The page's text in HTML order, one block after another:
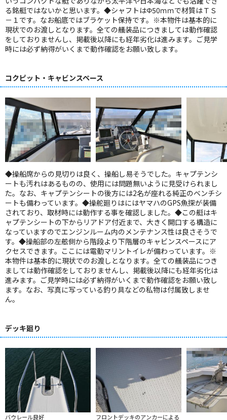
る銘艇ではないかと思います。◆シャフトはΦ50ｍｍで材質はＴＳ
－１です。なお船底ではブラケット保持です。※本物件は基本的に
現状でのお渡しとなります。全ての艤装品につきましては動作確認
をしておりませんし、掲載後以降にも経年劣化は進みます。ご見学
時には必ず納得がいくまで動作確認をお願い致します。
コクピット・キャビンスペース
◆操船席からの見切りは良く、操船し易そうでした。キャプテンシ
ートも汚れはあるものの、使用には問題無いように見受けられまし
た。なお、キャプテンシートの後方には2名が座れる純正のベンチシ
ートも備わっています。◆操舵廻りはにはヤマハのGPS魚探が装備
されており、取材時には動作する事を確認しました。◆この艇はキ
ャプテンシートの下からリアドア付近まで、大きく開口する構造に
なっていますのでエンジンルーム内のメンテナンス性は良さそうで
す。◆操船部の左舷側から階段より下階層のキャビンスペースにア
クセスできます。ここには電動マリントイレが備わっています。※
本物件は基本的に現状でのお渡しとなります。全ての艤装品につき
ましては動作確認をしておりませんし、掲載後以降にも経年劣化は
進みます。ご見学時には必ず納得がいくまで動作確認をお願い致し
ます。なお、写真に写っている釣り具などの私物は付属致しませ
ん。
デッキ廻り
バウレール良好 フロントデッキのアンカーによる